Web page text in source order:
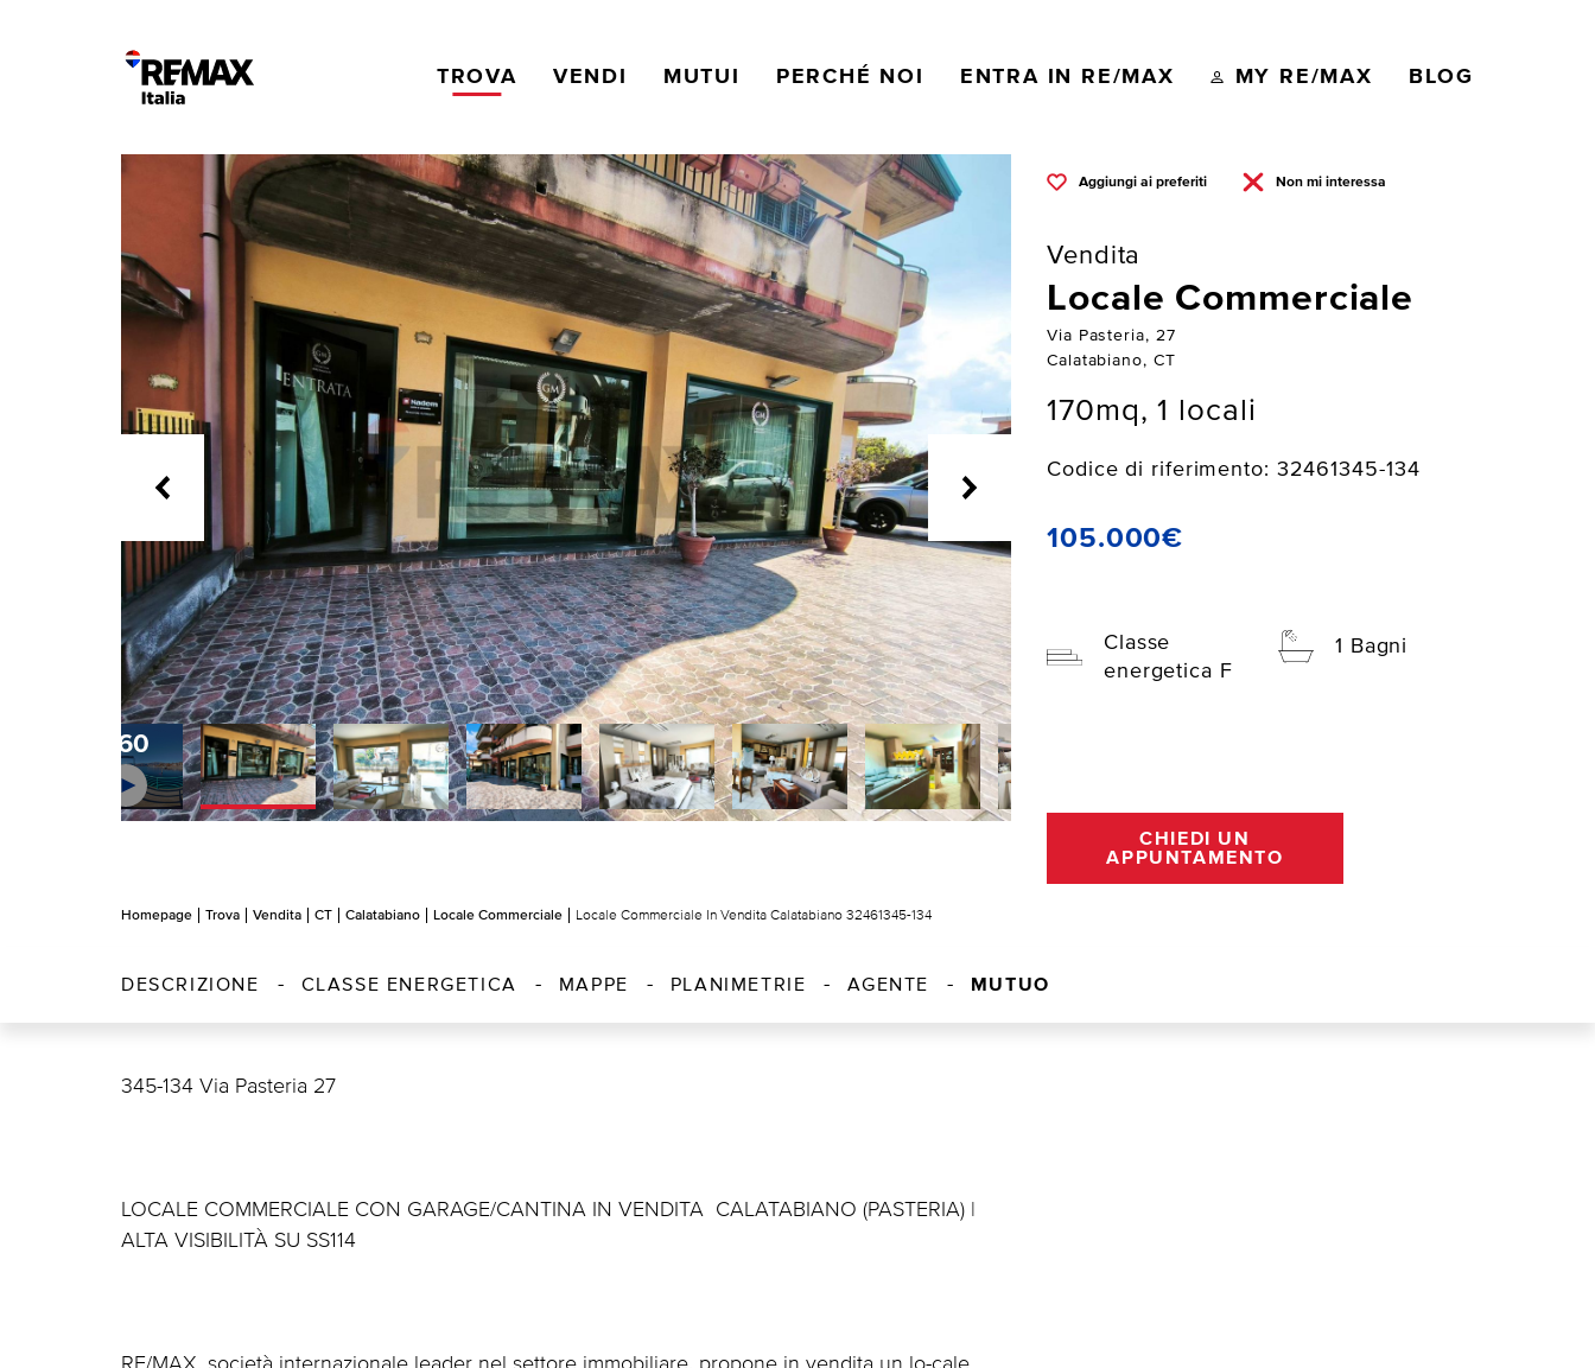
TROVA VENDI MUTUI PERCHÉ NOI ENTRA IN RE/MAX MY RE/MAX BLOG
360
Aggiungi ai preferiti Non mi interessa
Vendita
Locale Commerciale
Via Pasteria, 27
Calatabiano, CT
170mq, 1 locali
Codice di riferimento: 32461345-134
105.000€
Classe
energetica F
1 Bagni
CHIEDI UN
APPUNTAMENTO
Homepage Trova Vendita CT Calatabiano Locale Commerciale Locale Commerciale In Vendita Calatabiano 32461345-134
DESCRIZIONE CLASSE ENERGETICA MAPPE PLANIMETRIE AGENTE MUTUO
345-134 Via Pasteria 27
LOCALE COMMERCIALE CON GARAGE/CANTINA IN VENDITA  CALATABIANO (PASTERIA) |
ALTA VISIBILITÀ SU SS114
RE/MAX, società internazionale leader nel settore immobiliare, propone in vendita un lo-cale